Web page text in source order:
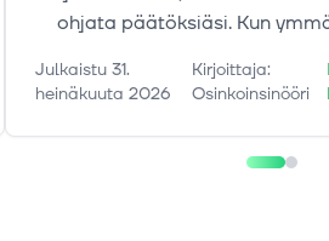
ohjata päätöksiäsi. Kun
tunteiden vaikutusta, voit
rauhallisemmin.
Julkaistu 31.
heinäkuuta 2026
Kirjoittaja:
Osinkoinsinööri